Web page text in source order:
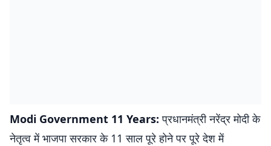
Modi Government 11 Years: प्रधानमंत्री नरेंद्र मोदी के
नेतृत्व में भाजपा सरकार के 11 साल पूरे होने पर पूरे देश में